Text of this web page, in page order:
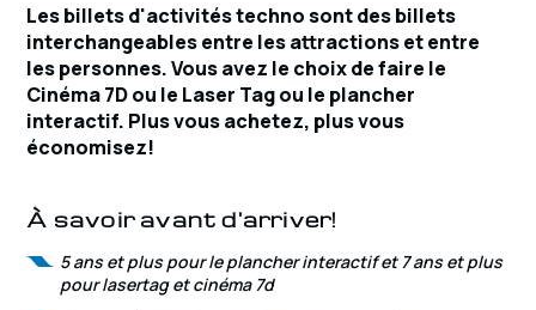
Les billets d'activités techno sont des billets
interchangeables entre les attractions et entre
les personnes. Vous avez le choix de faire le
Cinéma 7D ou le Laser Tag ou le plancher
interactif. Plus vous achetez, plus vous
économisez!
À savoir avant d'arriver!
5 ans et plus pour le plancher interactif et 7 ans et plus
pour lasertag et cinéma 7d